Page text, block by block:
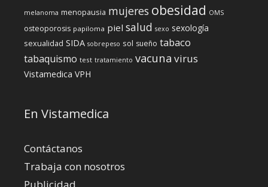
melanoma menopausia mujeres obesidad OMS
osteoporosis papiloma piel salud sexo sexología
sexualidad SIDA sobrepeso sol sueño tabaco
tabaquismo test tratamiento vacuna virus
Vistamedica VPH
En Vistamedica
Contáctanos
Trabaja con nosotros
Publicidad